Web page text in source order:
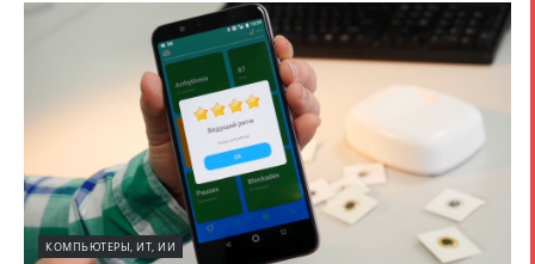
КОМПЬЮТЕРЫ, ИТ, ИИ